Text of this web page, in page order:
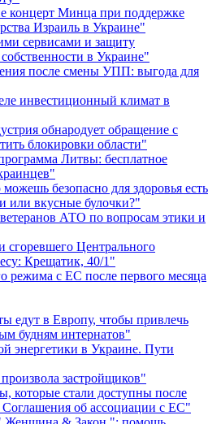
концерт Минца при поддержке
Израиль в Украине"
сервисами и защиту
в Украине"
после смены УПП: выгода для
инвестиционный климат в
обнародует обращение с
блокировки области"
Литвы: бесплатное
безопасно для здоровья есть
или вкусные булочки?"
АТО по вопросам этики и
сгоревшего Центрального
Крещатик, 40/1"
режима с ЕС после первого месяца
едут в Европу, чтобы привлечь
будням интернатов"
энергетики в Украине. Пути
застройщиков"
которые стали доступны после
Соглашения об ассоциации с ЕС"